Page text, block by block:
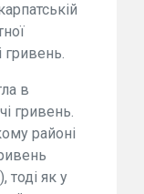
гривень.
в
гривень.
районі
тоді як у